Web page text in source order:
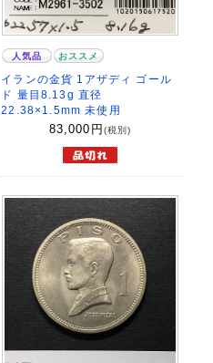
人気品 おススメ
イランの金貨 1アザディ ゴール
ド 量目8.13g 直径
22.38×1.5mm 未使用
83,000 円 (税別)